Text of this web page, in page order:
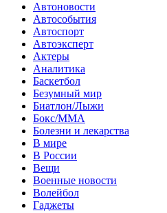
Автоновости
Автособытия
Автоспорт
Автоэксперт
Актеры
Аналитика
Баскетбол
Безумный мир
Биатлон/Лыжи
Бокс/MMA
Болезни и лекарства
В мире
В России
Вещи
Военные новости
Волейбол
Гаджеты